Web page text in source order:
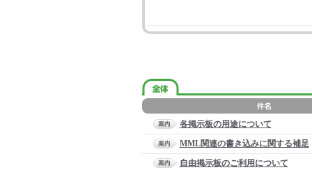
各掲示板の用途について
MML関連の書き込みに関する補足
自由掲示板のご利用について